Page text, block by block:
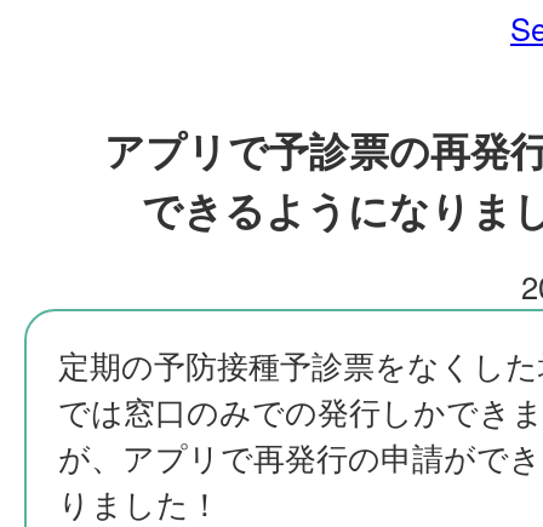
アプリで予診票の再発
できるようになりま
定期の予防接種予診票をなくし
では窓口のみでの発行しかでき
が、アプリで再発行の申請がで
りました！